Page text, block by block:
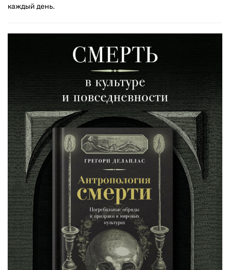
каждый день.